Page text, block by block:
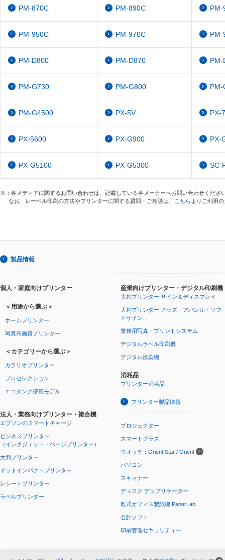
PM-870C PM-890C PM-
PM-950C PM-970C PM-
PM-D800 PM-D870 PM-
PM-G730 PM-G800 PM-
PM-G4500 PX-5V PX-
PX-5600 PX-G900 PX-
PX-G5100 PX-G5300 SC-
※：各メディアに関するお問い合わせは、記載している各メーカーへお問い合わせくだ
なお、レーベル印刷の方法やプリンターに関する質問・ご相談は、
こちら よりご利用
製品情報
個人・家庭向けプリンター
＜用途から選ぶ＞
ホームプリンター
写真高画質プリンター
＜カテゴリーから選ぶ＞
カラリオプリンター
プロセレクション
エコタンク搭載モデル
法人・業務向けプリンター・複合機
エプソンのスマートチャージ
ビジネスプリンター
（インクジェット・ページプリンター）
大判プリンター
ドットインパクトプリンター
レシートプリンター
ラベルプリンター
産業向けプリンター・デジタル印刷機
大判プリンター サイン＆ディスプレイ
大判プリンター グッズ・アパレル・ソフ
トサイン
業務用写真・プリントシステム
デジタルラベル印刷機
デジタル捺染機
消耗品
プリンター消耗品
プリンター製品情報
プロジェクター
スマートグラス
ウオッチ：Orient Star / Orient
パソコン
スキャナー
ディスク デュプリケーター
乾式オフィス製紙機 PaperLab
会計ソフト
印刷管理セキュリティー